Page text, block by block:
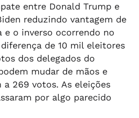
entre Donald Trump e
reduzindo vantagem de
e o inverso ocorrendo no
de 10 mil eleitores
dos delegados do
mudar de mãos e
a 269 votos. As eleições
por algo parecido